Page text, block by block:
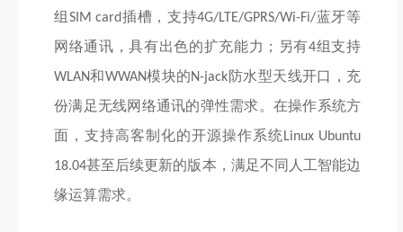
组SIM card插槽，支持4G/LTE/GPRS/Wi-Fi/蓝牙等
网络通讯，具有出色的扩充能力；另有4组支持
WLAN和WWAN模块的N-jack防水型天线开口，充
份满足无线网络通讯的弹性需求。在操作系统方
面，支持高客制化的开源操作系统Linux Ubuntu
18.04甚至后续更新的版本，满足不同人工智能边
缘运算需求。